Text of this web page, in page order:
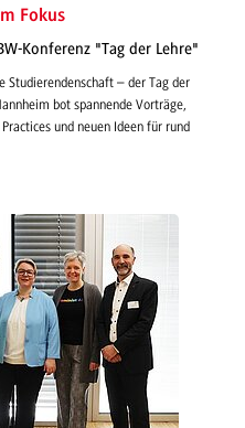
Fokus
Konferenz "Tag der Lehre"
Studierendenschaft – der Tag der
bot spannende Vorträge,
und neuen Ideen für rund